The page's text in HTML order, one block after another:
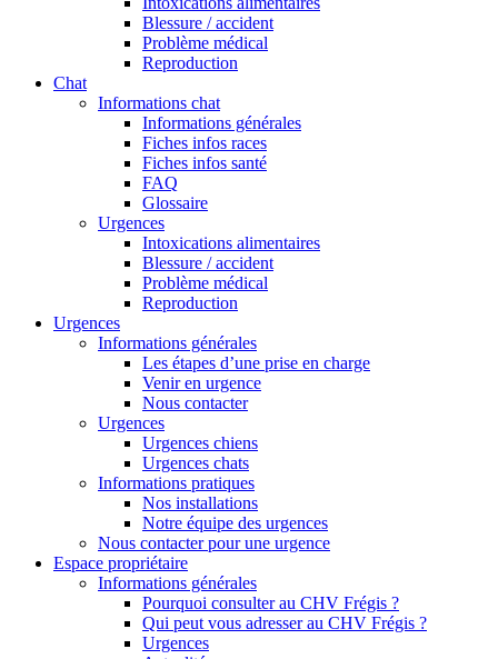
Blessure / accident
Problème médical
Reproduction
Chat
Informations chat
Informations générales
Fiches infos races
Fiches infos santé
FAQ
Glossaire
Urgences
Intoxications alimentaires
Blessure / accident
Problème médical
Reproduction
Urgences
Informations générales
Les étapes d’une prise en charge
Venir en urgence
Nous contacter
Urgences
Urgences chiens
Urgences chats
Informations pratiques
Nos installations
Notre équipe des urgences
Nous contacter pour une urgence
Espace propriétaire
Informations générales
Pourquoi consulter au CHV Frégis ?
Qui peut vous adresser au CHV Frégis ?
Urgences